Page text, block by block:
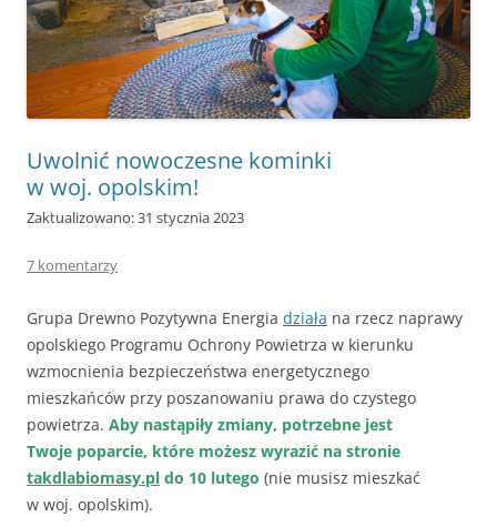
Uwolnić nowoczesne kominki
w woj. opolskim!
Zaktualizowano: 31 stycznia 2023
7 komentarzy
Grupa Drewno Pozytywna Energia działa na rzecz naprawy
opolskiego Programu Ochrony Powietrza w kierunku
wzmocnienia bezpieczeństwa energetycznego
mieszkańców przy poszanowaniu prawa do czystego
powietrza. Aby nastąpiły zmiany, potrzebne jest
Twoje poparcie, które możesz wyrazić na stronie
takdlabiomasy.pl do 10 lutego (nie musisz mieszkać
w woj. opolskim).